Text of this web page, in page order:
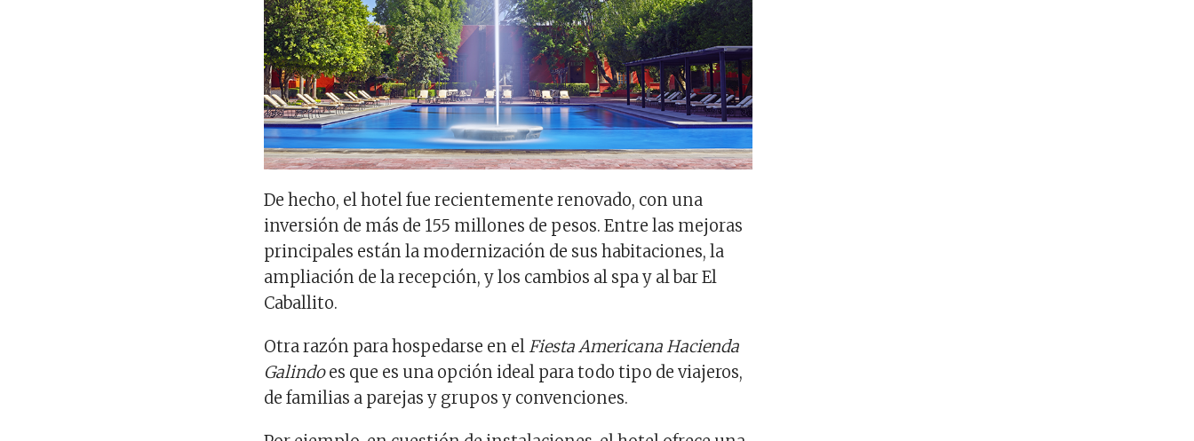
De hecho, el hotel fue recientemente renovado, con una
inversión de más de 155 millones de pesos. Entre las mejoras
principales están la modernización de sus habitaciones, la
ampliación de la recepción, y los cambios al spa y al bar El
Caballito.
Otra razón para hospedarse en el Fiesta Americana Hacienda
Galindoes que es una opción ideal para todo tipo de viajeros,
de familias a parejas y grupos y convenciones.